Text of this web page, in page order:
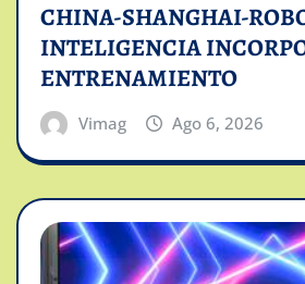
CHINA-SHANGHAI-
INTELIGENCIA
ENTRENAMIENTO
Vimag Ago 6, 2026